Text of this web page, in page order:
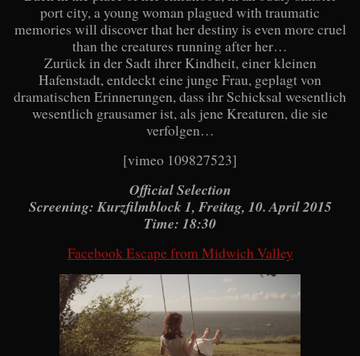
port city, a young woman plagued with traumatic
memories will discover that her destiny is even more cruel
than the creatures running after her…
Zurück in der Sadt ihrer Kindheit, einer kleinen
Hafenstadt, entdeckt eine junge Frau, geplagt von
dramatischen Erinnerungen, dass ihr Schicksal wesentlich
wesentlich grausamer ist, als jene Kreaturen, die sie
verfolgen…
[vimeo 109827523]
Official Selection
Screening: Kurzfilmblock 1, Freitag, 10. April 2015
Time: 18:30
Facebook Escape from Midwich Valley